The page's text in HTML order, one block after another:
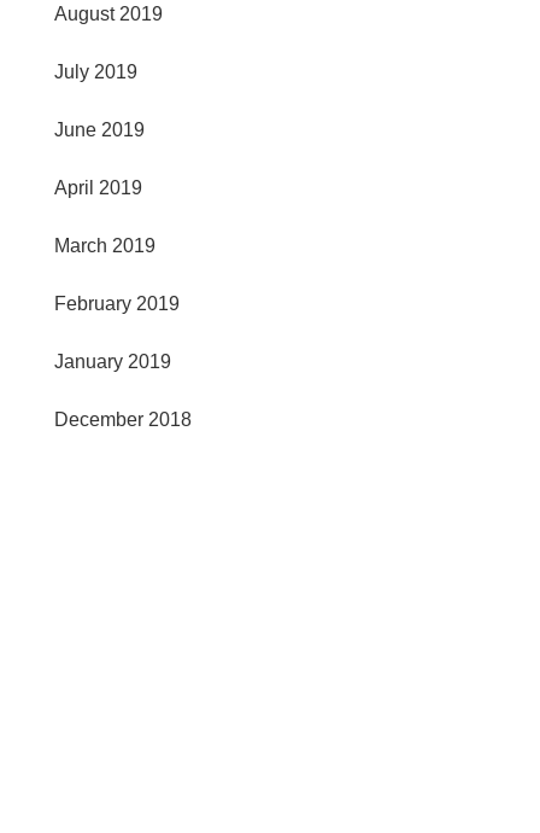
August 2019
July 2019
June 2019
April 2019
March 2019
February 2019
January 2019
December 2018